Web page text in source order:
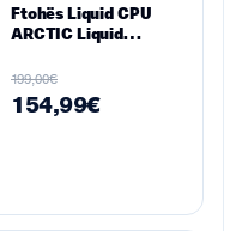
Ftohës Liquid CPU
ARCTIC Liquid
– Radiator 420 mm,
A-RGB, Multi-Socket
(Intel & AMD)
199,00€
154,99€